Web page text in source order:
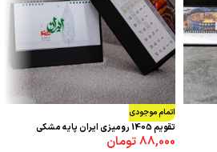
اتمام موجودی
تقویم 1405 رومیزی ایران پایه مشکی
88,000تومان